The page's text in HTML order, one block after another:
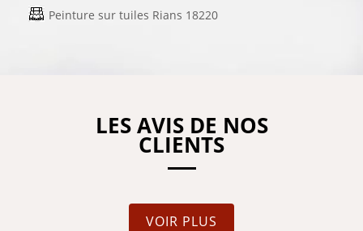
Peinture sur tuiles Rians 18220
LES AVIS DE NOS
CLIENTS
VOIR PLUS